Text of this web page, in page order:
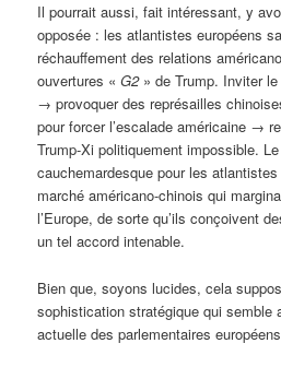
Il pourrait aussi, fait intéressant, y
opposée : les atlantistes européens
réchauffement des relations
ouvertures «G2» de Trump. Inviter
→ provoquer des représailles
pour forcer l’escalade américaine →
Trump-Xi politiquement impossible.
cauchemardesque pour les
marché américano-chinois qui
l’Europe, de sorte qu’ils conçoivent
un tel accord intenable.
Bien que, soyons lucides, cela
sophistication stratégique qui semble
actuelle des parlementaires